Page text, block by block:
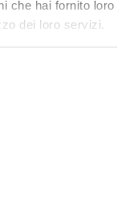
che hai fornito
dei loro servizi.
elevada
ambientais